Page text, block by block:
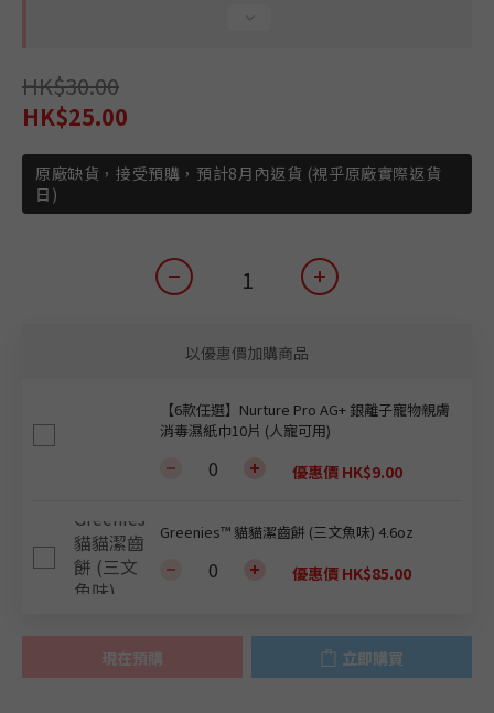
HK$30.00
HK$25.00
原廠缺貨，接受預購，預計8月內返貨 (視乎原廠實際返貨
日)
以優惠價加購商品
【6款任選】Nurture Pro AG+ 銀離子寵物親膚
消毒濕紙巾10片 (人寵可用)
優惠價 HK$9.00
Greenies™ 貓貓潔齒餅 (三文魚味) 4.6oz
優惠價 HK$85.00
現在預購 立即購買